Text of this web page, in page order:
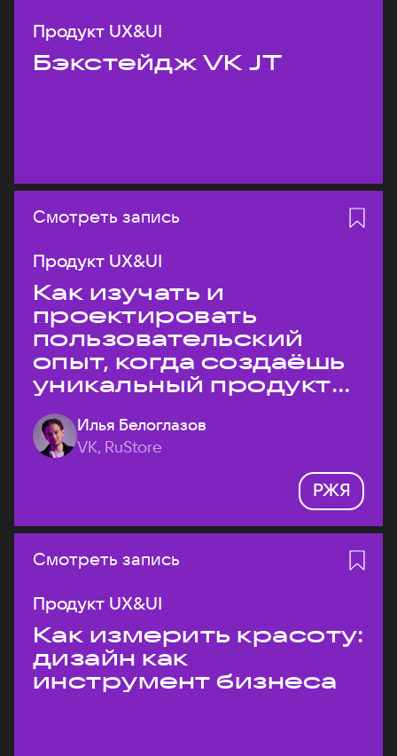
Продукт UX&UI
Бэкстейдж VK JT
Смотреть запись
Продукт UX&UI
Как изучать и
проектировать
пользовательский
опыт, когда создаёшь
уникальный продукт
на рынке?
Илья Белоглазов
VK, RuStore
РЖЯ
Смотреть запись
Продукт UX&UI
Как измерить красоту:
дизайн как
инструмент бизнеса